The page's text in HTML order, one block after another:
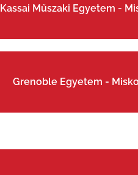
Kassai Műszaki Egyetem -
Grenoble Egyetem -